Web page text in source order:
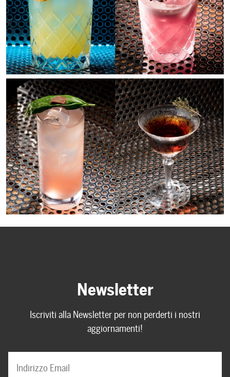
Newsletter
Iscriviti alla Newsletter per non perderti i nostri
aggiornamenti!